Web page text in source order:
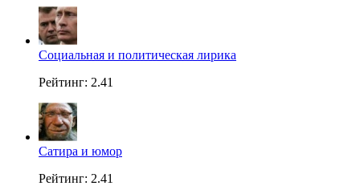
Социальная и политическая лирика
Рейтинг: 2.41
Сатира и юмор
Рейтинг: 2.41